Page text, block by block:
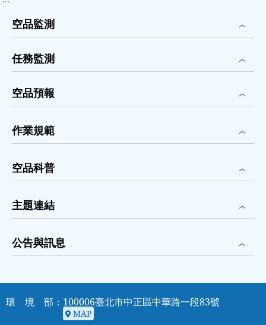
ppb、
12
時
30.5
2026/08/05
時
ppb、
14
33.8
ppb、
空品監測
任務監測
空品預報
作業規範
空品科普
主題連結
公告與訊息
環 境 部：100006臺北市中正區中華路一段83號
MAP